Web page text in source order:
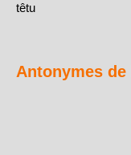
têtu
Antonymes de